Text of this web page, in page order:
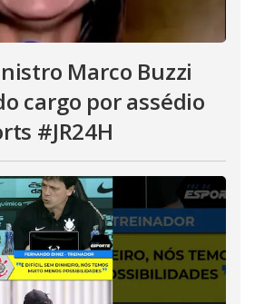
Marco Buzzi
cargo por assédio
#JR24H